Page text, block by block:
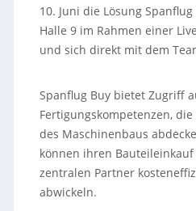
10. Juni die Lösung
Halle 9 im Rahmen einer
und sich direkt mit dem
Spanflug Buy bietet Zugriff
Fertigungskompetenzen,
des Maschinenbaus
können ihren
zentralen Partner
abwickeln.